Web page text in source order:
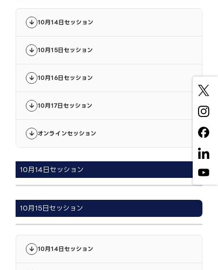
10月14日セッション
10月15日セッション
10月16日セッション
10月17日セッション
オンラインセッション
10月14日セッション
10月15日セッション
10月14日セッション